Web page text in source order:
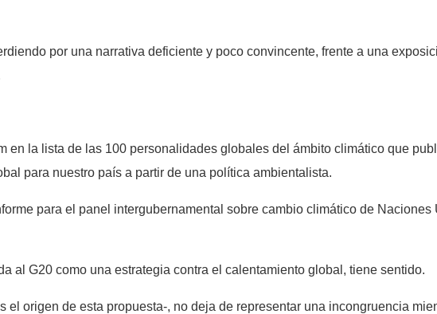
por una narrativa deficiente y poco convincente, frente a una
en la lista de las 100 personalidades globales del ámbito climático que
para nuestro país a partir de una política ambientalista.
para el panel intergubernamental sobre cambio climático de Naciones
al G20 como una estrategia contra el calentamiento global, tiene sentido.
el origen de esta propuesta-, no deja de representar una incongruencia